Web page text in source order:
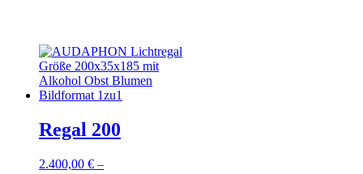
Regal 200
2.400,00 € –